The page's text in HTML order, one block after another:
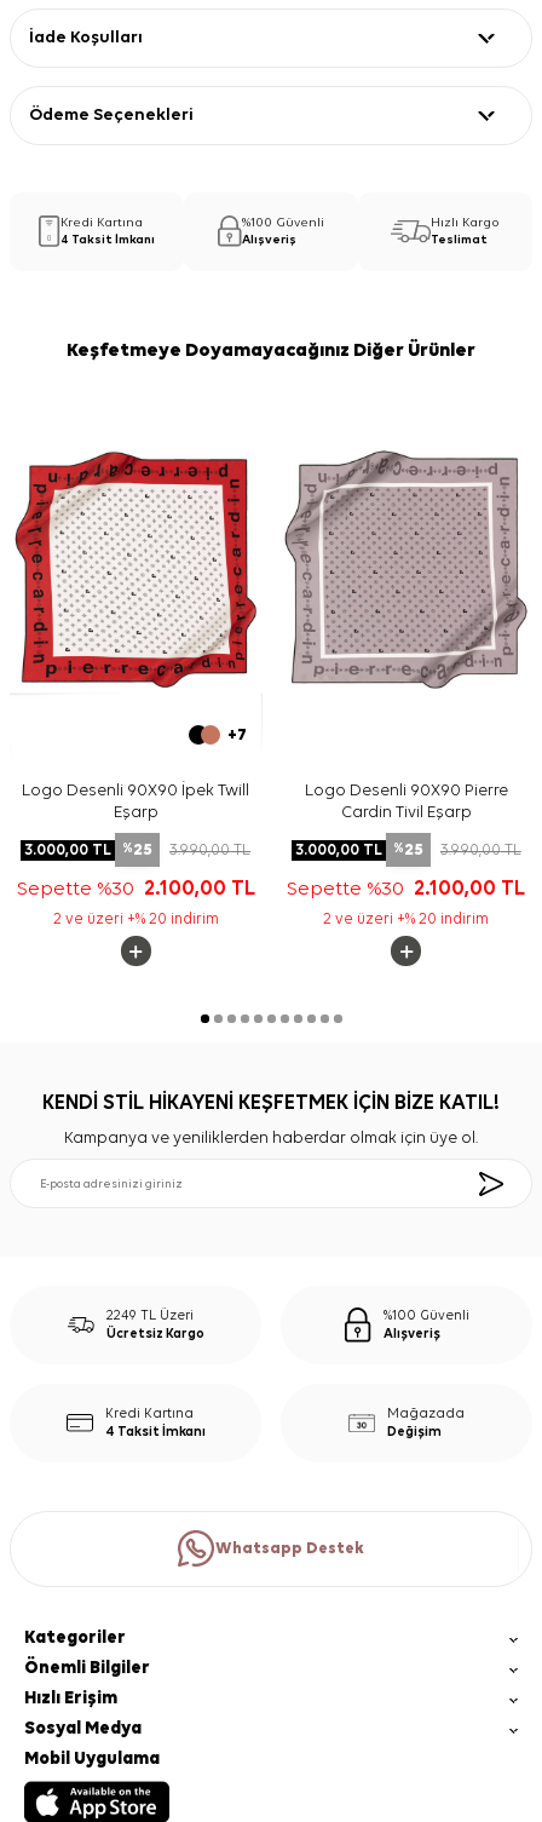
İade Koşulları
Ödeme Seçenekleri
Kredi Kartına
4 Taksit İmkanı
%100 Güvenli
Alışveriş
Hızlı Kargo
Teslimat
Keşfetmeye Doyamayacağınız Diğer Ürünler
+7
Logo Desenli 90X90 İpek Twill
Eşarp
3.000,00 TL %25 3.990,00TL
Sepette %30 2.100,00 TL
2 ve üzeri +% 20 indirim
Logo Desenli 90X90 Pierre
Cardin Tivil Eşarp
3.000,00TL %25 3.990,00TL
Sepette %30 2.100,00 TL
2 ve üzeri +% 20 indirim
KENDİ STİL HİKAYENİ KEŞFETMEK İÇİN BİZE KATIL!
Kampanya ve yeniliklerden haberdar olmak için üye ol.
2249 TL Üzeri
Ücretsiz Kargo
%100 Güvenli
Alışveriş
Kredi Kartına
4 Taksit İmkanı
Mağazada
Değişim
Whatsapp Destek
Kategoriler
Önemli Bilgiler
Hızlı Erişim
Sosyal Medya
Mobil Uygulama